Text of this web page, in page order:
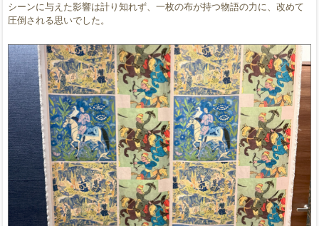
シーンに与えた影響は計り知れず、一枚の布が持つ物語の力に、改めて
圧倒される思いでした。